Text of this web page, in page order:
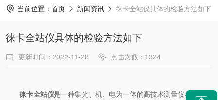
当前位置： 首页 新闻资讯 徕卡全站仪具体的检验方法如下
徕卡全站仪具体的检验方法如下
更新时间：2022-11-28 点击次数：1324
徕卡全站仪是一种集光、机、电为一体的高技术测量仪器，是集